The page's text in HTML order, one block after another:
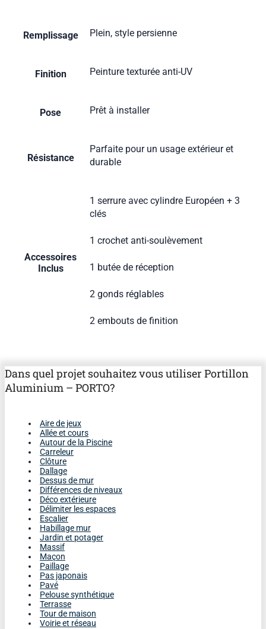
Remplissage Plein, style persienne
Finition Peinture texturée anti-UV
Pose Prêt à installer
Résistance
Parfaite pour un usage extérieur et
durable
Accessoires
Inclus
1 serrure avec cylindre Européen + 3
clés
1 crochet anti-soulèvement
1 butée de réception
2 gonds réglables
2 embouts de finition
Dans quel projet souhaitez vous utiliser Portillon
Aluminium – PORTO?
Aire de jeux
Allée et cours
Autour de la Piscine
Carreleur
Clôture
Dallage
Dessus de mur
Différences de niveaux
Déco extérieure
Délimiter les espaces
Escalier
Habillage mur
Jardin et potager
Massif
Maçon
Paillage
Pas japonais
Pavé
Pelouse synthétique
Terrasse
Tour de maison
Voirie et réseau